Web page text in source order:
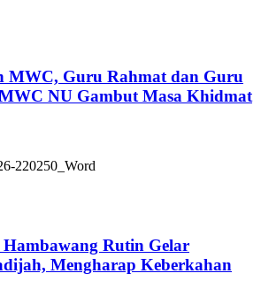
MWC, Guru Rahmat dan Guru
NU Gambut Masa Khidmat
Hambawang Rutin Gelar
Mengharap Keberkahan